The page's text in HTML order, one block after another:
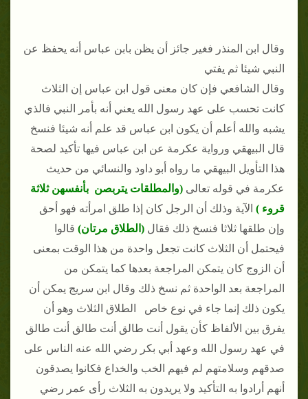
وقال ابن المنذر فغير جائز أن يظن بابن عباس أنه يحفظ عن
النبي شيئا ثم يفتي
وقال الشافعي فإن كان معنى قول ابن عباس إن الثلاث
كانت تحسب على عهد رسول الله يعني أنه بأمر النبي فالذي
يشبه والله أعلم أن يكون ابن عباس قد علم أنه شيئا فنسخ
قال البيهقي ورواية عكرمة عن ابن عباس فيها تأكيد لصحة
هذا التأويل البيهقي ما رواه أبو داود والنسائي من حديث
عكرمة في قوله تعالى (والمطلقات يتربصن بأنفسهن ثلاثة
قروء ) الآية وذلك أن الرجل كان إذا طلق امرأته فهو أحق
وإن طلقها ثلاثا فنسخ ذلك فقال (الطلاق مرتان) قالوا
فيحتمل أن الثلاث كانت تجعل واحدة من هذا الوقت بمعنى
أن الزوج كان يتمكن المراجعة بعدها كما يتمكن من
المراجعة بعد الواحدة ثم نسخ ذلك وقال ابن سريج يمكن أن
يكون ذلك إنما جاء في نوع خاص الطلاق الثلاث وهو أن
يفرق بين الألفاظ كأن يقول أنت طالق أنت طالق أنت طالق
في عهد رسول الله وعهد أبي بكر رضي الله عنه الناس على
صدقهم وسلامتهم لم فيهم الخب والخداع فكانوا يصدقون
أنهم أرادوا به التأكيد ولا يريدون به الثلاث رأى عمر رضي